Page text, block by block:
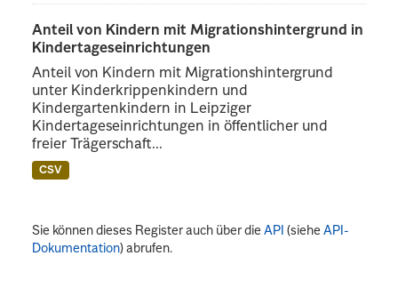
Anteil von Kindern mit Migrationshintergrund in
Kindertageseinrichtungen
Anteil von Kindern mit Migrationshintergrund
unter Kinderkrippenkindern und
Kindergartenkindern in Leipziger
Kindertageseinrichtungen in öffentlicher und
freier Trägerschaft...
CSV
Sie können dieses Register auch über dieAPI (sieheAPI-
Dokumentation) abrufen.